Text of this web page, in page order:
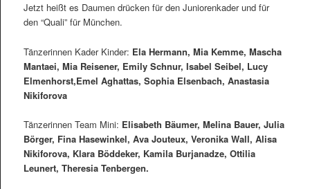
Jetzt heißt es Daumen drücken für den Juniorenkader und für
den “Quali” für München.
Tänzerinnen Kader Kinder: Ela Hermann, Mia Kemme, Mascha
Mantaei, Mia Reisener, Emily Schnur, Isabel Seibel, Lucy
Elmenhorst,Emel Aghattas, Sophia Elsenbach, Anastasia
Nikiforova
Tänzerinnen Team Mini: Elisabeth Bäumer, Melina Bauer, Julia
Börger, Fina Hasewinkel, Ava Jouteux, Veronika Wall, Alisa
Nikiforova, Klara Böddeker, Kamila Burjanadze, Ottilia
Leunert, Theresia Tenbergen.